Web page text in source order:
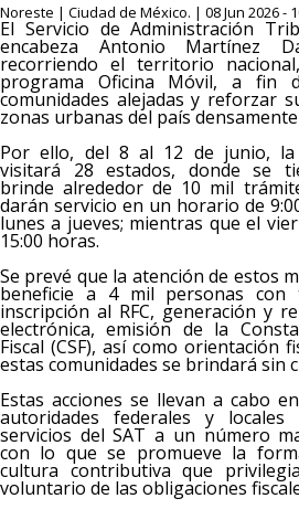
Noreste | Ciudad de México. | 08 Jun 2026 -
El Servicio de Administración
encabeza Antonio Martínez
recorriendo el territorio
programa Oficina Móvil, a fin
comunidades alejadas y reforzar
zonas urbanas del país
Por ello, del 8 al 12 de junio, la
visitará 28 estados, donde se
brinde alrededor de 10 mil
darán servicio en un horario de
lunes a jueves; mientras que el
15:00 horas.
Se prevé que la atención de estos
beneficie a 4 mil personas con
inscripción al RFC, generación y
electrónica, emisión de la
Fiscal (CSF), así como orientación
estas comunidades se brindará sin
Estas acciones se llevan a cabo
autoridades federales y
servicios del SAT a un número
con lo que se promueve la
cultura contributiva que
voluntario de las obligaciones